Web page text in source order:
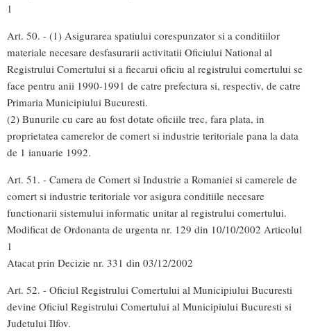
1
Art. 50. - (1) Asigurarea spatiului corespunzator si a conditiilor
materiale necesare desfasurarii activitatii Oficiului National al
Registrului Comertului si a fiecarui oficiu al registrului comertului se
face pentru anii 1990-1991 de catre prefectura si, respectiv, de catre
Primaria Municipiului Bucuresti.
(2) Bunurile cu care au fost dotate oficiile trec, fara plata, in
proprietatea camerelor de comert si industrie teritoriale pana la data
de 1 ianuarie 1992.
Art. 51. - Camera de Comert si Industrie a Romaniei si camerele de
comert si industrie teritoriale vor asigura conditiile necesare
functionarii sistemului informatic unitar al registrului comertului.
Modificat de Ordonanta de urgenta nr. 129 din 10/10/2002 Articolul
1
Atacat prin Decizie nr. 331 din 03/12/2002
Art. 52. - Oficiul Registrului Comertului al Municipiului Bucuresti
devine Oficiul Registrului Comertului al Municipiului Bucuresti si
Judetului Ilfov.